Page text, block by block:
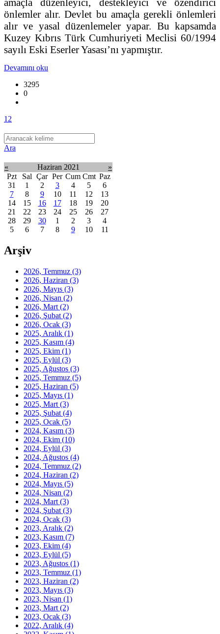
önlemler alır. Devlet bu amaçla gerekli önlemleri
alır ve yasal düzenlemeler yapar. Bu kapsamda
Kuzey Kıbrıs Türk Cumhuriyeti Meclisi 60/1994
sayılı Eski Eserler Yasası’nı yapmıştır.
Devamını oku
3295
0
1 2
Ara
« Haziran 2021
»
Pzt
Sal Çar Per Cum Cmt Paz
31
1 2 3 4 5
6
7
8 9 10 11 12
13
14
15 16 17 18 19
20
21
22 23 24 25 26
27
28
29 30 1 2 3
4
5
6 7 8 9 10 11
Arşiv
2026, Temmuz (3)
2026, Haziran (3)
2026, Mayıs (3)
2026, Nisan (2)
2026, Mart (2)
2026, Şubat (2)
2026, Ocak (3)
2025, Aralık (1)
2025, Kasım (4)
2025, Ekim (1)
2025, Eylül (3)
2025, Ağustos (3)
2025, Temmuz (5)
2025, Haziran (5)
2025, Mayıs (1)
2025, Mart (3)
2025, Şubat (4)
2025, Ocak (5)
2024, Kasım (3)
2024, Ekim (10)
2024, Eylül (3)
2024, Ağustos (4)
2024, Temmuz (2)
2024, Haziran (2)
2024, Mayıs (5)
2024, Nisan (2)
2024, Mart (3)
2024, Şubat (3)
2024, Ocak (3)
2023, Aralık (2)
2023, Kasım (7)
2023, Ekim (4)
2023, Eylül (5)
2023, Ağustos (1)
2023, Temmuz (1)
2023, Haziran (2)
2023, Mayıs (3)
2023, Nisan (1)
2023, Mart (2)
2023, Ocak (3)
2022, Aralık (4)